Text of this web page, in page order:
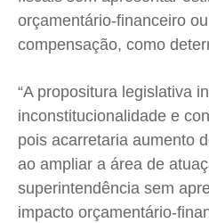
Termos de Uso
Privacidade
Termos de Uso
Privacidade
Termos de Uso
Privacidade
Termos de Uso
Privacidade
orçamentário-financeiro
compensação, como
“A propositura legislativa
inconstitucionalidade e
pois acarretaria aumento
ao ampliar a área de
superintendência sem
impacto orçamentário-